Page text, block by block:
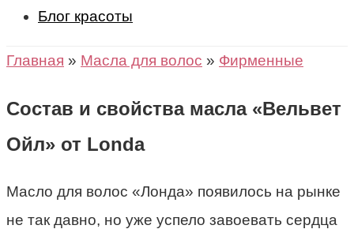
Блог красоты
Главная » Масла для волос » Фирменные
Состав и свойства масла «Вельвет
Ойл» от Londa
Масло для волос «Лонда» появилось на рынке
не так давно, но уже успело завоевать сердца